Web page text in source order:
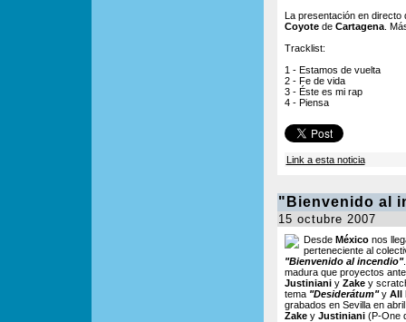
La presentación en directo
Coyotede Cartagena.
Tracklist:
1 - Estamos de vuelta
2 - Fe de vida
3 - Éste es mi rap
4 - Piensa
Link a esta noticia
"Bienvenido al
15 octubre 2007
Desde Méxiconos
perteneciente al
"Bienvenido al incendio"
madura que proyectos
Justinianiy Zakey
tema "Desiderátum"y All
grabados en Sevilla en
Zakey Justiniani(P-One